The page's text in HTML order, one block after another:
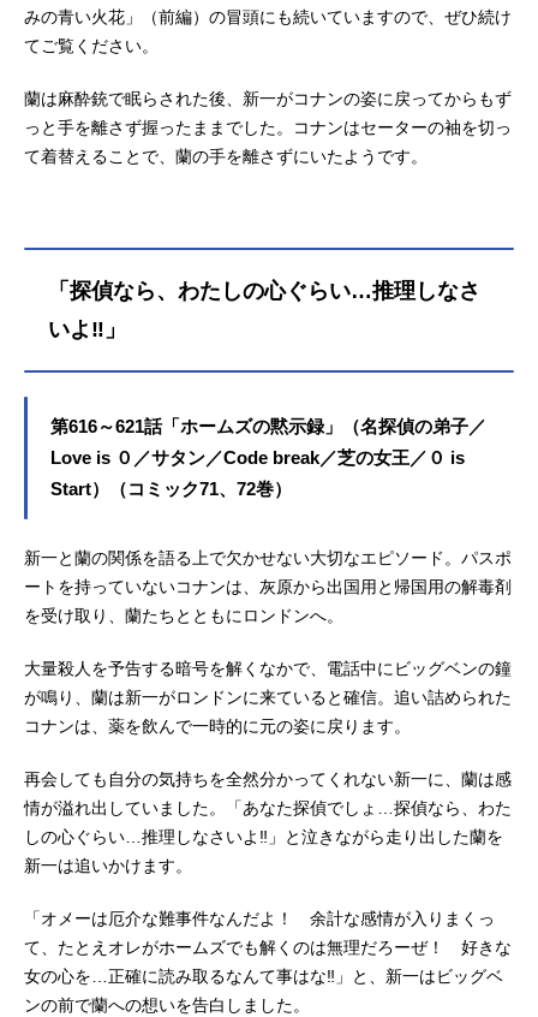
みの青い火花」（前編）の冒頭にも続いていますので、ぜひ続け
てご覧ください。
蘭は麻酔銃で眠らされた後、新一がコナンの姿に戻ってからもず
っと手を離さず握ったままでした。コナンはセーターの袖を切っ
て着替えることで、蘭の手を離さずにいたようです。
「探偵なら、わたしの心ぐらい…推理しなさ
いよ‼」
第616～621話「ホームズの黙示録」（名探偵の弟子／
Love is ０／サタン／Code break／芝の女王／０ is
Start）（コミック71、72巻）
新一と蘭の関係を語る上で欠かせない大切なエピソード。パスポ
ートを持っていないコナンは、灰原から出国用と帰国用の解毒剤
を受け取り、蘭たちとともにロンドンへ。
大量殺人を予告する暗号を解くなかで、電話中にビッグベンの鐘
が鳴り、蘭は新一がロンドンに来ていると確信。追い詰められた
コナンは、薬を飲んで一時的に元の姿に戻ります。
再会しても自分の気持ちを全然分かってくれない新一に、蘭は感
情が溢れ出していました。「あなた探偵でしょ…探偵なら、わた
しの心ぐらい…推理しなさいよ‼」と泣きながら走り出した蘭を
新一は追いかけます。
「オメーは厄介な難事件なんだよ！ 余計な感情が入りまくっ
て、たとえオレがホームズでも解くのは無理だろーぜ！ 好きな
女の心を…正確に読み取るなんて事はな‼」と、新一はビッグベ
ンの前で蘭への想いを告白しました。